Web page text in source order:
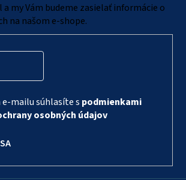
my Vám budeme zasielať informácie o
na našom e-shope.
mailu súhlasíte s podmienkami
osobných údajov